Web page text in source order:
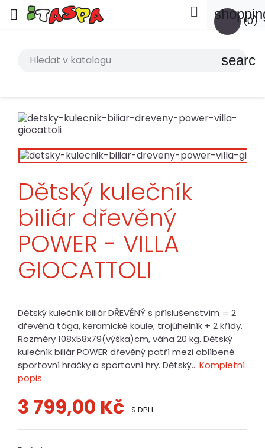
 (0)

search
Dětský kulečník
biliár dřevěný
POWER - VILLA
GIOCATTOLI
Dětský kulečník biliár DŘEVĚNÝ s příslušenstvím = 2
dřevěná tága, keramické koule, trojúhelník + 2 křídy.
Rozměry 108x58x79(výška)cm, váha 20 kg. Dětský
kulečník biliár POWER dřevěný patří mezi oblíbené
sportovní hračky a sportovní hry. Dětský... Kompletní
popis
3 799,00 Kč S DPH